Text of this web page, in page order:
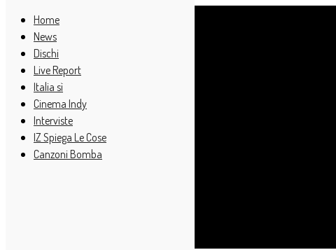
Home
News
Dischi
Live Report
Italia sì
Cinema Indy
Interviste
IZ Spiega Le Cose
Canzoni Bomba